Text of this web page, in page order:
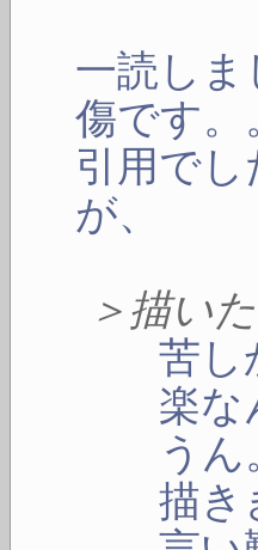
一読しま
傷です。
引用で
が、
＞描い
苦しか
楽なん
うん
描きき